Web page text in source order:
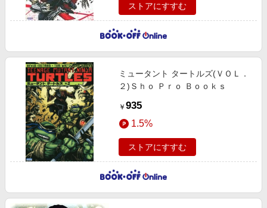
ストアにすすむ
ミュータント タートルズ(ＶＯＬ．
２)Ｓｈｏ Ｐｒｏ Ｂｏｏｋｓ
￥ 935
1.5%
ストアにすすむ